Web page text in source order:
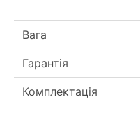
Вага
Гарантія
Комплектація